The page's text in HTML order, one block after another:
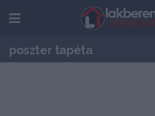
poszter tapéta